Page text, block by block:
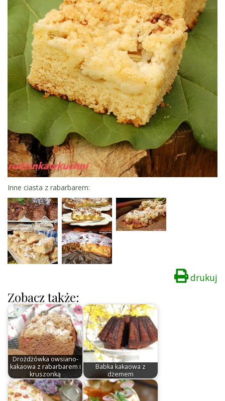
Inne ciasta z rabarbarem:
drukuj
Zobacz także:
Drożdżówka owsiano-
kakaowa z rabarbarem i
kruszonką
Babka kakaowa z
dżemem